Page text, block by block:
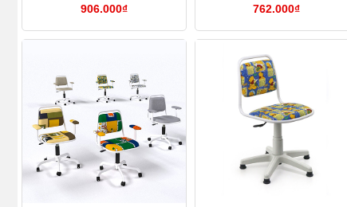
906.000₫ 762.000₫